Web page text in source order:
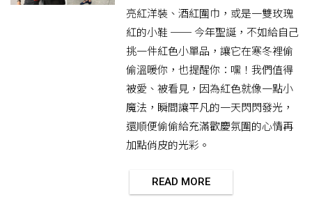
亮紅洋裝、酒紅圍巾，或是一雙玫瑰
紅的小鞋 ── 今年聖誕，不如給自己
挑一件紅色小單品，讓它在寒冬裡偷
偷溫暖你，也提醒你：嘿！我們值得
被愛、被看見，因為紅色就像一點小
魔法，瞬間讓平凡的一天閃閃發光，
還順便偷偷給充滿歡慶氛圍的心情再
加點俏皮的光彩。
READ MORE